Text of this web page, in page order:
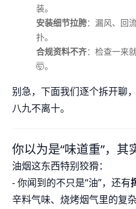
装。
安装细节拉胯：漏风、回
扑。
合规资料不齐：检查一来
🤯。
别急，下面我们逐个拆开聊
八九不离十。
你以为是“味道重”，其
油烟这东西特别狡猾：
- 你闻到的不只是“油”，还有
辛料气味、烧烤烟气里的复杂